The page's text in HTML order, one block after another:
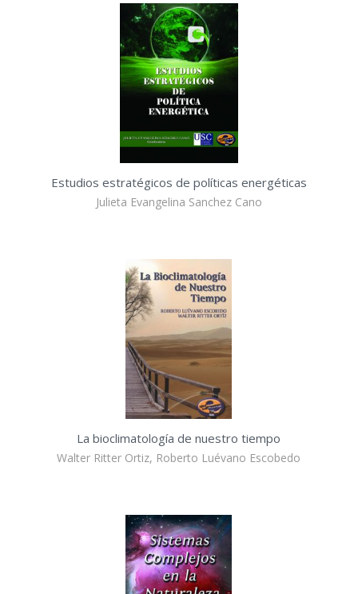
Estudios estratégicos de políticas energéticas
Julieta Evangelina Sanchez Cano
La bioclimatología de nuestro tiempo
Walter Ritter Ortiz, Roberto Luévano Escobedo